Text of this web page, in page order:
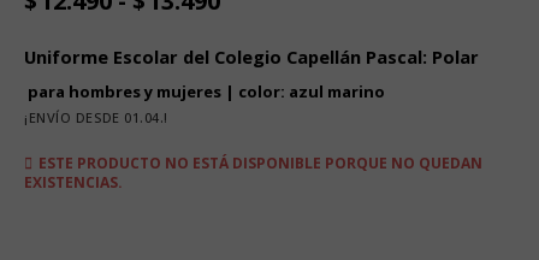
precios:
desde
$12.490
Uniforme Escolar del Colegio Capellán Pascal: Polar
para hombres y mujeres | color: azul marino
¡ENVÍO DESDE 01.04.!
ESTE PRODUCTO NO ESTÁ DISPONIBLE PORQUE NO QUEDAN
EXISTENCIAS.